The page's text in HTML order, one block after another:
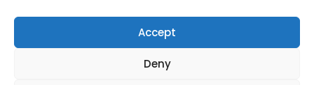
Droits d'auteur © MianYang RuiTai Intelligent Technology Co.,
Tous droits réservés.
Accept
Deny